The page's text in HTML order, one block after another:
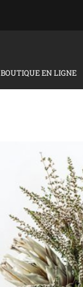
BOUTIQUE EN LIGNE